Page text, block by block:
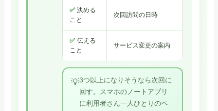
✅ 決める
こと
次回訪問の日時
✅ 伝える
こと
サービス変更の案内
💡3つ以上になりそうなら次回に
回す。スマホのノートアプリ
に利用者さん一人ひとりのペ